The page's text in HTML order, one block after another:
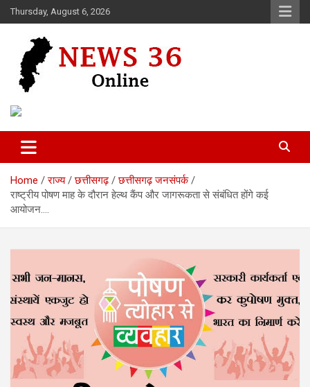
Skip
to
Thursday, August 6, 2026
News 36
Home राज्य छत्तीसगढ़
छत्तीसगढ़ जनसंपर्क
राष्ट्रीय पोषण माह के दौरान हेल्थ कैंप और जागरूकता से संबंधित होंगे कई
आयोजन….